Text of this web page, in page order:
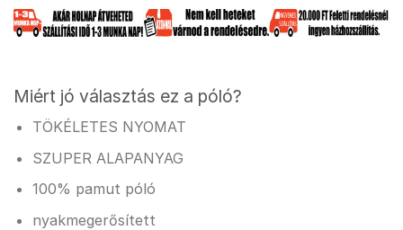
Miért jó választás ez a póló?
TÖKÉLETES NYOMAT
SZUPER ALAPANYAG
100% pamut póló
nyakmegerősített